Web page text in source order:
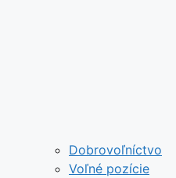
Dobrovoľníctvo
Voľné pozície